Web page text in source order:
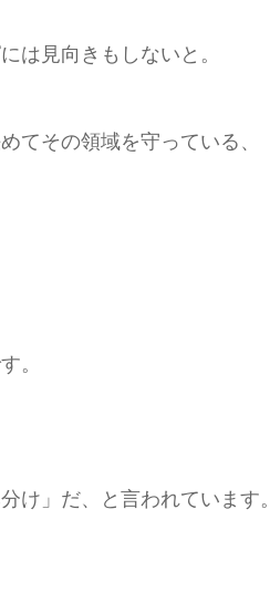
は見向きもしないと。
てその領域を守っている、
。
け」だ、と言われています。